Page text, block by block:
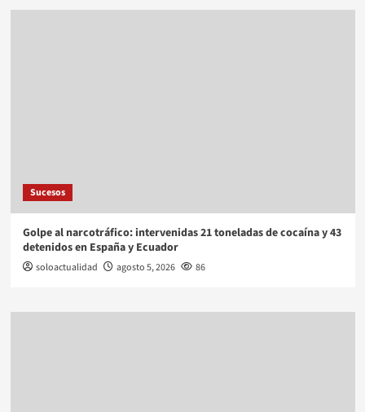
Sucesos
Golpe al narcotráfico: intervenidas 21 toneladas de cocaína y 43
detenidos en España y Ecuador
soloactualidad agosto 5, 2026 86